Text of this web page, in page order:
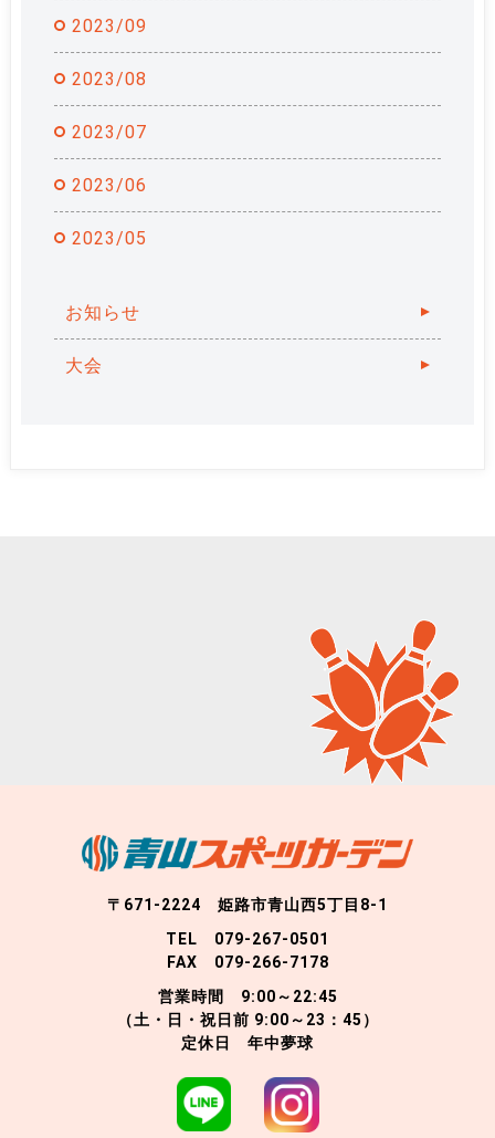
2023/09
2023/08
2023/07
2023/06
2023/05
お知らせ
大会
〒671-2224 姫路市青山西5丁目8-1
TEL 079-267-0501
FAX 079-266-7178
営業時間 9:00～22:45
（土・日・祝日前 9:00～23：45）
定休日 年中夢球